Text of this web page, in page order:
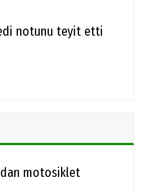
notunu teyit etti
motosiklet